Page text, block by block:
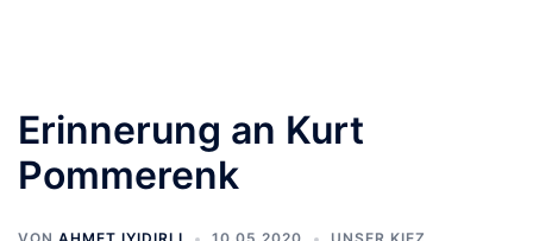
Erinnerung an Kurt
Pommerenk